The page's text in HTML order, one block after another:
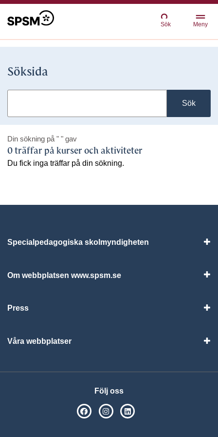
Sök Meny
Söksida
Sök
Din sökning på " " gav
0 träffar på kurser och aktiviteter
Du fick inga träffar på din sökning.
Specialpedagogiska skolmyndigheten
Om webbplatsen www.spsm.se
Press
Våra webbplatser
Följ oss
SPSM på Facebook
SPSM på Instagram